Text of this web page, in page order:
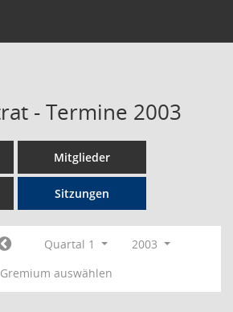
- Termine 2003
Mitglieder
Sitzungen
Quartal 1
2003
Gremium auswählen